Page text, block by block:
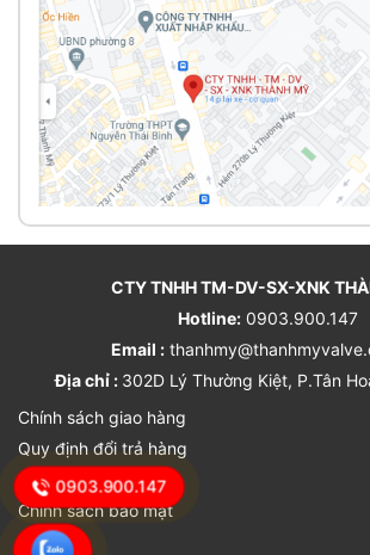
CTY TNHH TM-DV-SX-XNK
Hotline:0903.900.147
Email :
Địa chỉ : 302D Lý Thường Kiệt, P.Tân
Chính sách giao hàng
Quy định đổi trả hàng
Chính sách bảo hành
Chính sách bảo mật
0903.900.147